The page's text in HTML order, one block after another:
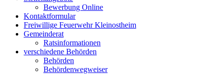
Bewerbung Online
Kontaktformular
Freiwillige Feuerwehr Kleinostheim
Gemeinderat
Ratsinformationen
verschiedene Behörden
Behörden
Behördenwegweiser